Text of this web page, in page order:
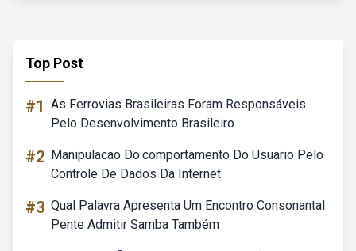
Top Post
#1 As Ferrovias Brasileiras Foram Responsáveis
Pelo Desenvolvimento Brasileiro
#2 Manipulacao Do.comportamento Do Usuario Pelo
Controle De Dados Da Internet
#3 Qual Palavra Apresenta Um Encontro Consonantal
Pente Admitir Samba Também